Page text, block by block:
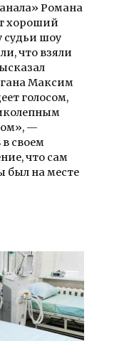
Романа
хороший
судьи шоу
что взяли
Максим
голосом,
—
своем
что сам
был на месте